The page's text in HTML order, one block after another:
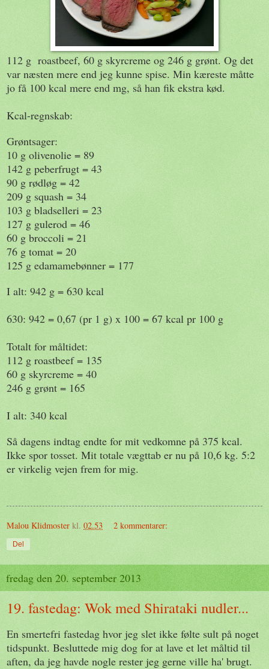
112 g roastbeef, 60 g skyrcreme og 246 g grønt. Og det
var næsten mere end jeg kunne spise. Min kæreste måtte
jo få 100 kcal mere end mg, så han fik ekstra kød.
Kcal-regnskab:
Grøntsager:
10 g olivenolie = 89
142 g peberfrugt = 43
90 g rødløg = 42
209 g squash = 34
103 g bladselleri = 23
127 g gulerod = 46
60 g broccoli = 21
76 g tomat = 20
125 g edamamebønner = 177
I alt: 942 g = 630 kcal
630: 942 = 0,67 (pr 1 g) x 100 = 67 kcal pr 100 g
Totalt for måltidet:
112 g roastbeef = 135
60 g skyrcreme = 40
246 g grønt = 165
I alt: 340 kcal
Så dagens indtag endte for mit vedkomne på 375 kcal.
Ikke spor tosset. Mit totale vægttab er nu på 10,6 kg. 5:2
er virkelig vejen frem for mig.
Malou Klidmoster kl. 02.53 2 kommentarer:
Del
fredag den 20. september 2013
19. fastedag: Wok med Shirataki nudler...
En smertefri fastedag hvor jeg slet ikke følte sult på noget
tidspunkt. Besluttede mig dog for at lave et let måltid til
aften, da jeg havde nogle rester jeg gerne ville ha' brugt.